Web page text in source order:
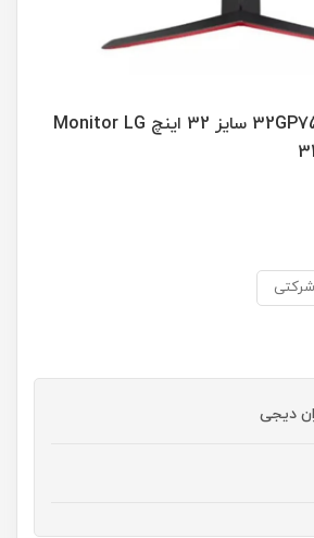
مانیتور ال جی 32GP750-B سایز 32 اینچ Monitor LG
دیجی